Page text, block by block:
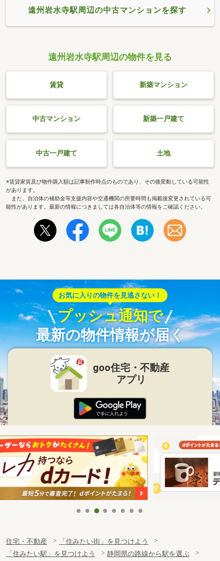
遠州岩水寺駅周辺の中古マンションを探す
遠州岩水寺駅周辺の物件を見る
賃貸 新築マンション
中古マンション 新築一戸建て
中古一戸建て 土地
※賃貸家賃及び物件購入額は記事制作時点のものであり、その後変動している可能性
があります。
また、自治体の補助金等支援内容や交通機関の所要時間も掲載後変更されている可
能性があります。最新の情報につきましては各自治体等の情報をご確認ください。
お気に入りの物件を見逃さない！
プッシュ通知で
最新の物件情報が届く
goo住宅・不動産
アプリ
住宅・不動産
「住みたい街」を見つけよう
「住みたい駅」を見つけよう
静岡県の路線から駅を選ぶ